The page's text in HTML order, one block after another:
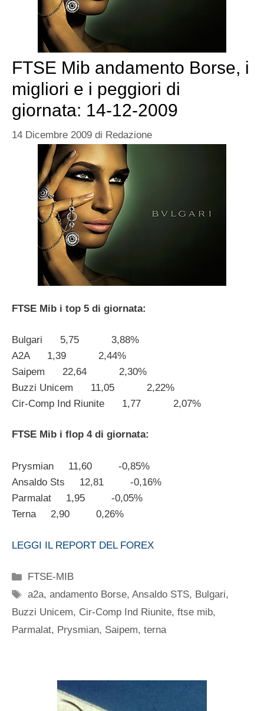
FTSE Mib andamento Borse, i
migliori e i peggiori di
giornata: 14-12-2009
14 Dicembre 2009 di Redazione
FTSE Mib i top 5 di giornata:
Bulgari 5,75 3,88%
A2A 1,39 2,44%
Saipem 22,64 2,30%
Buzzi Unicem 11,05 2,22%
Cir-Comp Ind Riunite 1,77 2,07%
FTSE Mib i flop 4 di giornata:
Prysmian 11,60 -0,85%
Ansaldo Sts 12,81 -0,16%
Parmalat 1,95 -0,05%
Terna 2,90 0,26%
LEGGI IL REPORT DEL FOREX
Categorie
FTSE-MIB
Tag
a2a,andamento Borse,Ansaldo STS, Bulgari,
Buzzi Unicem, Cir-Comp Ind Riunite, ftse mib,
Parmalat, Prysmian, Saipem, terna